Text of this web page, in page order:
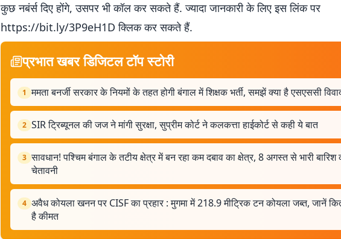
कुछ नबंर्स दिए होंगे, उसपर भी कॉल कर सकते हैं. ज्यादा जानकारी के लिए इस लिंक पर
https://bit.ly/3P9eH1D क्लिक कर सकते हैं.
प्रभात खबर डिजिटल टॉप स्टोरी
1 ममता बनर्जी सरकार के नियमों के तहत होगी बंगाल में शिक्षक भर्ती, समझें क्या है एसएससी
2 SIR ट्रिब्यूनल की जज ने मांगी सुरक्षा, सुप्रीम कोर्ट ने कलकत्ता हाईकोर्ट से कही ये बात
3 सावधान! पश्चिम बंगाल के तटीय क्षेत्र में बन रहा कम दबाव का क्षेत्र, 8 अगस्त से भारी बारिश
चेतावनी
4 अवैध कोयला खनन पर CISF का प्रहार : मुगमा में 218.9 मीट्रिक टन कोयला जब्त, जानें
है कीमत